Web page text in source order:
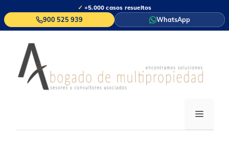
al
contenido
✓ +5.000 casos resueltos
900 525 939 WhatsApp
MENÚ